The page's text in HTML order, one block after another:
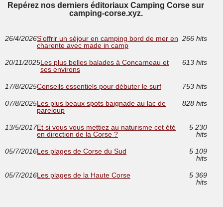
Repérez nos derniers éditoriaux Camping Corse sur
camping-corse.xyz.
26/4/2026S'offrir un séjour en camping bord de mer en
charente avec made in camp
266 hits
20/11/2025Les plus belles balades à Concarneau et
ses environs
613 hits
17/8/2025Conseils essentiels pour débuter le surf 753 hits
07/8/2025Les plus beaux spots baignade au lac de
pareloup
828 hits
13/5/2017Et si vous vous mettiez au naturisme cet été
en direction de la Corse ?
5 230
hits
05/7/2016Les plages de Corse du Sud
5 109
hits
05/7/2016Les plages de la Haute Corse
5 369
hits